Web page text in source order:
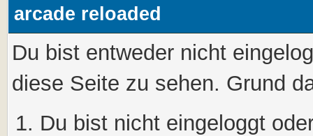
arcade reloaded
Du bist entweder nicht
diese Seite zu sehen. Grund
Du bist nicht eingeloggt